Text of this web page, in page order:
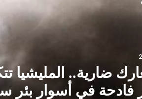
ضارية.. المليشيا
فادحة في أسوار بئر